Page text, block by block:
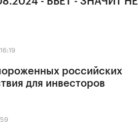
российских
для инвесторов